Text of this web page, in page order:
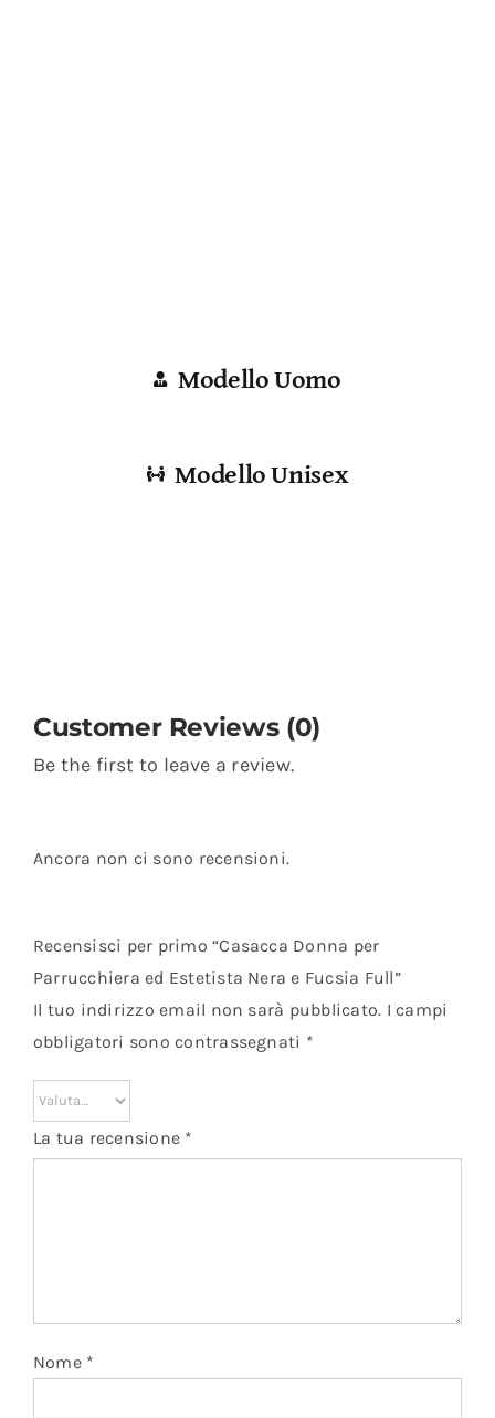
Modello Uomo
Modello Unisex
Customer Reviews (0)
Be the first to leave a review.
Ancora non ci sono recensioni.
Recensisci per primo “Casacca Donna per
Parrucchiera ed Estetista Nera e Fucsia Full”
Il tuo indirizzo email non sarà pubblicato. I campi
obbligatori sono contrassegnati *
La tua recensione *
Nome *